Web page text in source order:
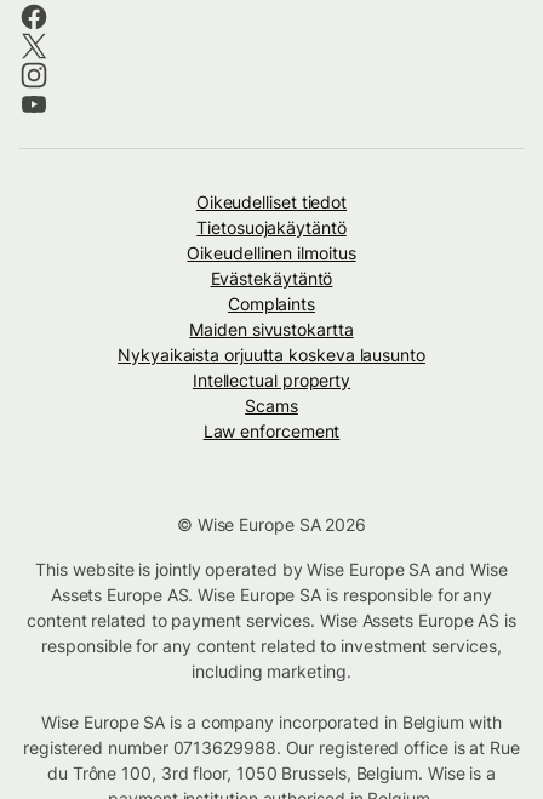
Oikeudelliset tiedot
Tietosuojakäytäntö
Oikeudellinen ilmoitus
Evästekäytäntö
Complaints
Maiden sivustokartta
Nykyaikaista orjuutta koskeva lausunto
Intellectual property
Scams
Law enforcement
© Wise Europe SA 2026
This website is jointly operated by Wise Europe SA and Wise
Assets Europe AS. Wise Europe SA is responsible for any
content related to payment services. Wise Assets Europe AS is
responsible for any content related to investment services,
including marketing.
Wise Europe SA is a company incorporated in Belgium with
registered number 0713629988. Our registered office is at Rue
du Trône 100, 3rd floor, 1050 Brussels, Belgium. Wise is a